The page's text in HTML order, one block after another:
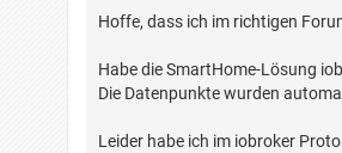
i
a
g
Hoffe, dass ich im richtigen
Habe die SmartHome-Lösung
Die Datenpunkte wurden
Leider habe ich im iobroker